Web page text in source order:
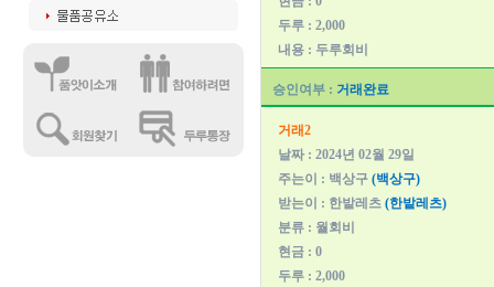
두루 : 2,000
내용 : 두루회비
승인여부 : 거래완료
거래2
날짜 : 2024년 02월 29일
주는이 : 백상구 (백상구)
받는이 : 한밭레츠 (한밭레츠)
분류 : 월회비
현금 : 0
두루 : 2,000